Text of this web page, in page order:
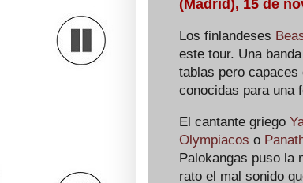
(Madrid), 15 de
Los finlandeses
este tour. Una
tablas pero
conocidas para una
El cantante griego
Olympiacos o
Palokangas puso la
rato el mal sonido